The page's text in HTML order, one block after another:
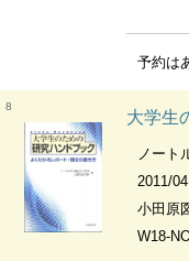
予約は
8
大学生のた
ノート
2011/04
小田原
W18-